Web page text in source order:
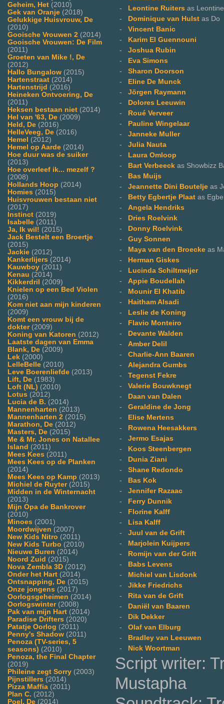
Geheim, Het (2010)
Gek van Oranje (2018)
Gelukkige Huisvrouw, De
(2010)
Gooische Vrouwen 2 (2014)
Gooische Vrouwen: De Film
(2011)
Groeten van Mike !, De
(2012)
Hallo Bungalow (2015)
Hartenstraat (2014)
Hartenstrijd (2016)
Heineken Ontvoering, De
(2011)
Heksen bestaan niet (2014)
Hel van '63, De (2009)
Held, De (2016)
HelleVeeg, De (2016)
Hemel (2012)
Hemel op Aarde (2014)
Hoe duur was de suiker
(2013)
Hoe overleef ik... mezelf ?
(2008)
Hollands Hoop (2014)
Homies (2015)
Huisvrouwen bestaan niet
(2017)
Instinct (2019)
Isabelle (2011)
Ja, Ik wil! (2015)
Jack Bestelt een Broertje
(2015)
Jackie (2012)
Kankerlijers (2014)
Kauwboy (2011)
Kenau (2014)
Kikkerdril (2009)
Knielen op een Bed Violen
(2016)
Kom niet aan mijn kinderen
(2009)
Komt een vrouw bij de
dokter(2009)
Koning van Katoren (2012)
Laatste dagen van Emma
Blank, De (2009)
Lek (2000)
LelleBelle (2010)
Leve Boerenliefde (2013)
Lift, De (1983)
Loft (NL) (2010)
Lotus (2012)
Lucia de B. (2014)
Mannenharten (2013)
Mannenharten 2 (2015)
Marathon, De (2012)
Masters, De (2015)
Me & Mr. Jones on Natallee
Island (2011)
Mees Kees (2011)
Mees Kees op de Planken
(2014)
Mees Kees op Kamp (2013)
Michiel de Ruyter(2015)
Midden in de Winternacht
(2013)
Mijn Opa de Bankrover
(2010)
Minoes (2001)
Moordwijven (2007)
New Kids Nitro (2011)
New Kids Turbo (2010)
Nieuwe Buren (2014)
Noord Zuid (2015)
Nova Zembla 3D (2012)
Onder het Hart (2014)
Ontsnapping, De (2015)
Onze jongens (2017)
Oorlogsgeheimen (2014)
Oorlogswinter(2008)
Pak van mijn Hart (2014)
Paradise Drifters (2020)
Patatje Oorlog (2011)
Penny's Shadow (2011)
Penoza (TV-series, 5
seasons) (2010)
Penoza, the Final Chapter
(2019)
Phileine zegt Sorry (2003)
Pijnstillers (2014)
Pizza Maffia (2011)
Plan C. (2012)
Poel, De (2014)
-
Leontine Ruiters as
-
Dominique van Hulst as Do
- Vincent Banic
-
Karim El Guennouni
- Joshua Rubin
-
Eva Simons
- Sharon Doorson
-
Eline De Munck
- Jörgen Raymann
-
Dolores Leeuwin
-
Roué Verveer
-
Pauline Wingelaar
- Janneke Muller
- Julia Nauta
-
Laura Omloop
-
Bart Verbeeck as Showbizz
-
Bas Muijs
- Jeannette Dini Boutelje as
-
Betty Egbertje Plaat as
- Angela Hendriks
-
Dries Roelvink
-
Donny Roelvink
- Guy Sonnen
-
Maya van den Broecke as
-
Herman Giskes
-
Lucinda Schiltmeijer
- Appie Boudellah
-
Mounir El Khatib
-
Haitham Alsadi
-
Leslie de Koning
-
Flavio Monteiro
-
Devante Walden
- Amber Delil
- Charlie-Ann Baaren
- Alejandra Gumbs
- Tegenst Fekre
- Valerie Bouwknegt
-
Daan van Dalen
- Geraldine de Jong
-
Elise Mertens
-
Rowena Heesakkers
- Jermo Esajas
-
Koos Steenbergen
-
Dunia Ziani
- Shane Redondo
-
Bas Kok
- Jennifer Razaac
-
Ferry Dunnik
-
Florine Kalff
-
Lisa Kalff
- Juul van de Grift
-
Marjolein Kuijpers
-
Romijn van der Grift
-
Babs Levens
-
Michiel van Lisdonk
- Jikke Friedrichs
-
Rita van de Grift
-
Daniël van Baaren
-
Dik Dekker
- Olaf van Elburg
-
Bradley van Leeuwen
-
Nick Woortman
Script writer:
Mustapha